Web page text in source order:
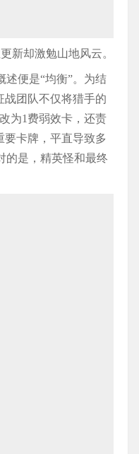
新却激勉山地风云。
述便是“均衡”。为结
战团队不仅将猎手的
为1费弱效卡，还责
卡牌，平直导致多
的是，精英怪和最终